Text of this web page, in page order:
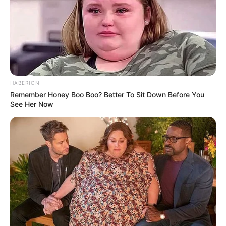
Ο αντιπρόεδρος παρουσίασε τη Δευτέρα την δημοφιλή
καθημερινή ραδιοφωνική εκπομπή του Κερκ,
HABERION
Remember Honey Boo Boo? Better To Sit Down Before You
See Her Now